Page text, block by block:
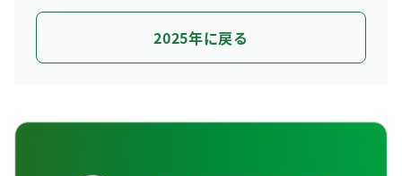
2025年に戻る